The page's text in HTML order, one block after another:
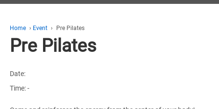
Home › Event › Pre Pilates
Pre Pilates
Date:
Time:-